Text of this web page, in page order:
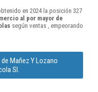
en 2024 la posición 327
al por mayor de
según ventas , empeorando
Mañez Y Lozano
Sl.